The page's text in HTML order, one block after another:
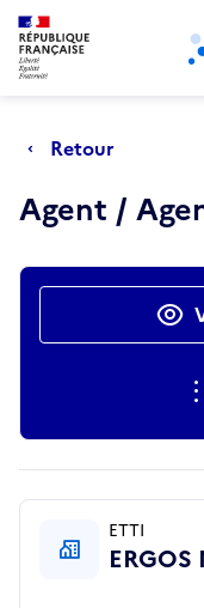
Aller au menu principal
Retour
Agent /
Actions
ETTI
Retour au début de la
Panneau de gestion